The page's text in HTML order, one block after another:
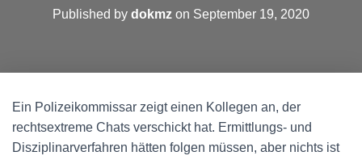
Published by dokmz on September 19, 2020
Ein Polizeikommissar zeigt einen Kollegen an, der
rechtsextreme Chats verschickt hat. Ermittlungs- und
Disziplinarverfahren hätten folgen müssen, aber nichts ist